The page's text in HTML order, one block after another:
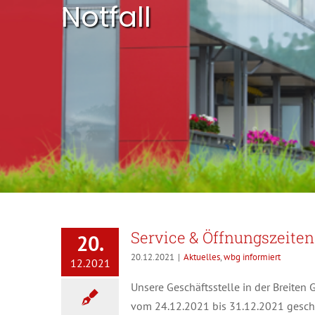
Notfall
20.
12.2021
Service &
20.12.2021 | Aktuelles,wbg informiert
Unsere Geschäftsstelle in der Breiten
vom 24.12.2021 bis 31.12.2021